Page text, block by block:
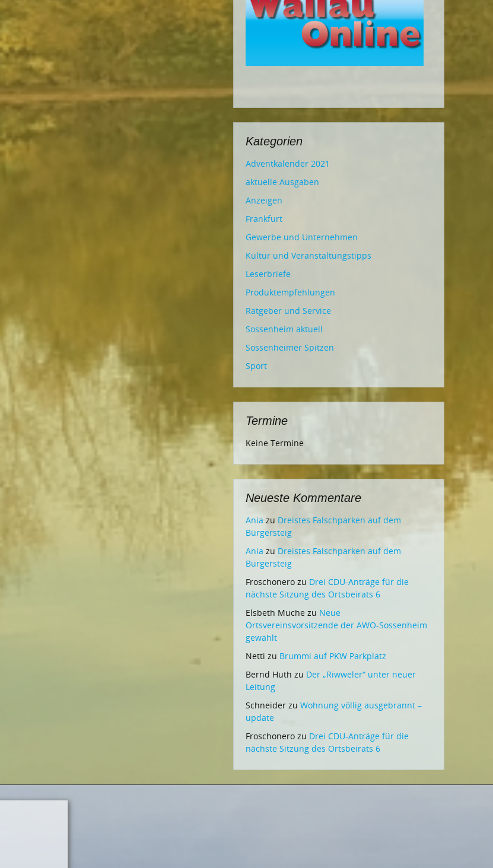
Kategorien
Adventkalender 2021
aktuelle Ausgaben
Anzeigen
Frankfurt
Gewerbe und Unternehmen
Kultur und Veranstaltungstipps
Leserbriefe
Produktempfehlungen
Ratgeber und Service
Sossenheim aktuell
Sossenheimer Spitzen
Sport
Termine
Keine Termine
Neueste Kommentare
Ania zu Dreistes Falschparken auf dem
Bürgersteig
Ania zu Dreistes Falschparken auf dem
Bürgersteig
Froschonero zu Drei CDU-Anträge für die
nächste Sitzung des Ortsbeirats 6
Elsbeth Muche zu Neue
Ortsvereinsvorsitzende der AWO-Sossenheim
gewählt
Netti zu Brummi auf PKW Parkplatz
Bernd Huth zu Der „Riwweler“ unter neuer
Leitung
Schneider zu Wohnung völlig ausgebrannt –
update
Froschonero zu Drei CDU-Anträge für die
nächste Sitzung des Ortsbeirats 6